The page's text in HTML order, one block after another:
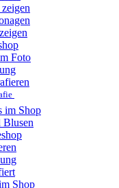
Foto
im Shop
Blusen
Shop